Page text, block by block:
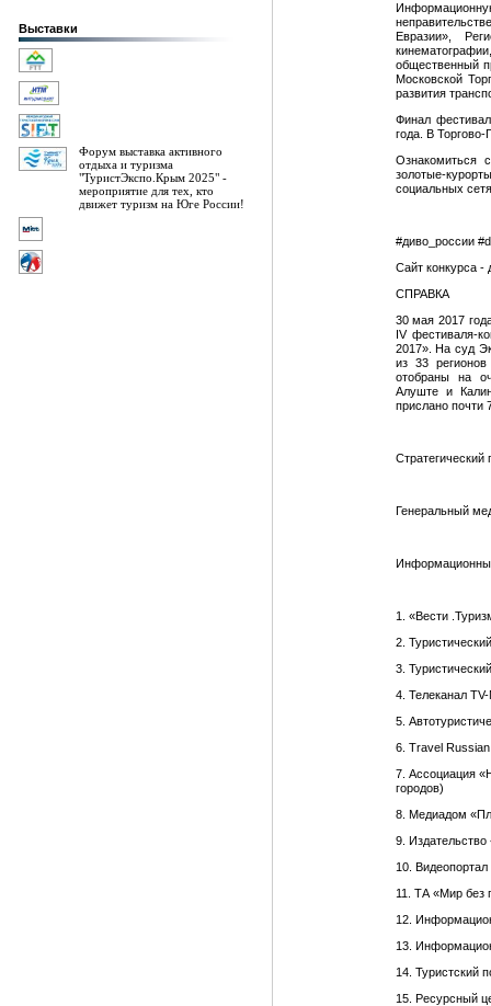
Выставки
Форум выставка активного
отдыха и туризма
"ТуристЭкспо.Крым 2025" -
мероприятие для тех, кто
движет туризм на Юге России!
Евразии»,
общественный
Московской
развития
Финал
года. В
Ознакомиться
золотые-
социальных
#диво_россии
Cайт конкурса
СПРАВКА
30 мая 2017
IV фестиваля-
2017». На суд
из 33
отобраны на
Алуште и
прислано почти
Стратегический
Генеральный
1. «Вести
2.
3.
4. Телеканал TV-
5.
6. Travel
7. Ассоциация
городов)
8. Медиадом
9. Издательство
10.
11. ТА «Мир без
12.
13.
14. Туристский
15. Ресурсный